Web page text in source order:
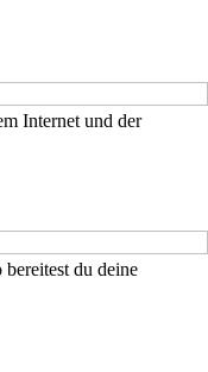
Internet und der
du deine